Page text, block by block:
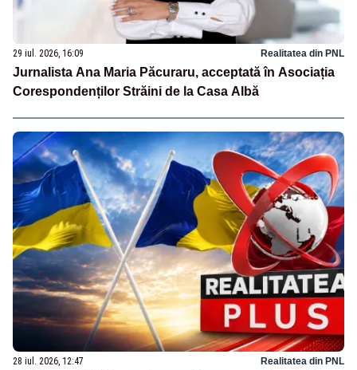
29 iul. 2026, 16:09 Realitatea din PNL
Jurnalista Ana Maria Păcuraru, acceptată în Asociația
Corespondenților Străini de la Casa Albă
28 iul. 2026, 12:47 Realitatea din PNL